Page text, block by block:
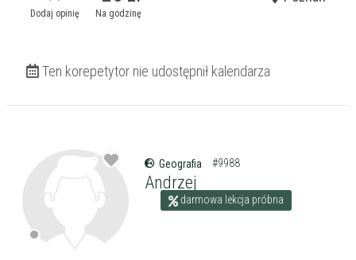
Zakres nauczania
Liceum
Przygotowania do matury
Przygotowania do studiów
Studia
Dorośli
u ucznia
u korepetytora
online
Wykształcenie
korepetytora
Minimum
Doświadczenie
Dodaj opinię Na godzinę
Ten korepetytor nie udostępnił kalendarza
Geografia #9988
Andrzej
darmowa lekcja próbna